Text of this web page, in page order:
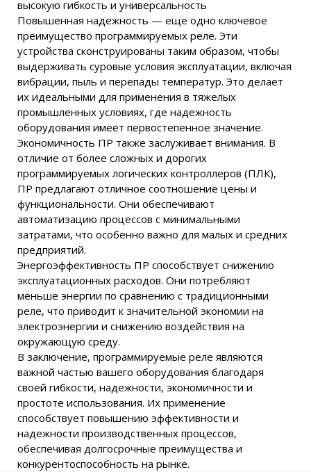
высокую гибкость и универсальность
Повышенная надежность — еще одно ключевое
преимущество программируемых реле. Эти
устройства сконструированы таким образом, чтобы
выдерживать суровые условия эксплуатации, включая
вибрации, пыль и перепады температур. Это делает
их идеальными для применения в тяжелых
промышленных условиях, где надежность
оборудования имеет первостепенное значение.
Экономичность ПР также заслуживает внимания. В
отличие от более сложных и дорогих
программируемых логических контроллеров (ПЛК),
ПР предлагают отличное соотношение цены и
функциональности. Они обеспечивают
автоматизацию процессов с минимальными
затратами, что особенно важно для малых и средних
предприятий.
Энергоэффективность ПР способствует снижению
эксплуатационных расходов. Они потребляют
меньше энергии по сравнению с традиционными
реле, что приводит к значительной экономии на
электроэнергии и снижению воздействия на
окружающую среду.
В заключение, программируемые реле являются
важной частью вашего оборудования благодаря
своей гибкости, надежности, экономичности и
простоте использования. Их применение
способствует повышению эффективности и
надежности производственных процессов,
обеспечивая долгосрочные преимущества и
конкурентоспособность на рынке.